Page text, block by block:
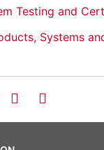
Testing and
Systems